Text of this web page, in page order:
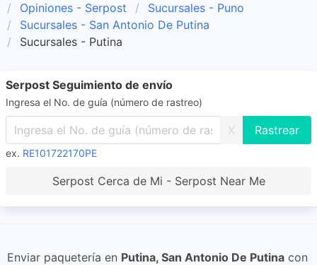
Opiniones - Serpost
Sucursales - Puno
Sucursales - San Antonio De Putina
Sucursales - Putina
Serpost Seguimiento de envío
Ingresa el No. de guía (número de rastreo)
X
ex. RE101722170PE
Serpost Cerca de Mi - Serpost Near Me
Enviar paquetería en Putina, San Antonio De Putina con